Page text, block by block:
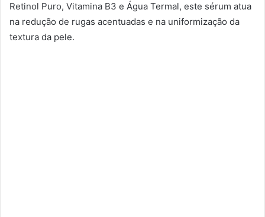
Retinol Puro, Vitamina B3 e Água Termal, este sérum atua
na redução de rugas acentuadas e na uniformização da
textura da pele.